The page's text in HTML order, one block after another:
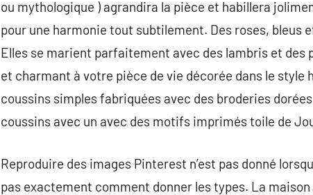
ou mythologique ) agrandira la pièce et habillera
pour une harmonie tout subtilement. Des roses, bleus
Elles se marient parfaitement avec des lambris et des
et charmant à votre pièce de vie décorée dans le style
coussins simples fabriquées avec des broderies
coussins avec un avec des motifs imprimés toile de
Reproduire des images Pinterest n’est pas donné
pas exactement comment donner les types. La